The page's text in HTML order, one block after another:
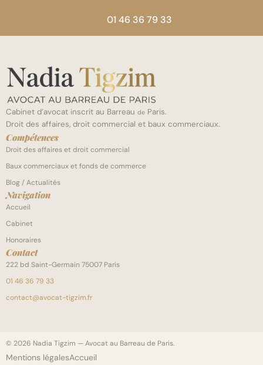
01 46 36 79 33
Cabinet d’avocat inscrit au Barreau de Paris.
Droit des affaires, droit commercial et baux commerciaux.
Compétences
Droit des affaires et droit commercial
Baux commerciaux et fonds de commerce
Blog / Actualités
Navigation
Accueil
Cabinet
Honoraires
Contact
222 bd Saint-Germain 75007 Paris
01 46 36 79 33
contact@avocat-tigzim.fr
© 2026 Nadia Tigzim — Avocat au Barreau de Paris.
Mentions légalesAccueil